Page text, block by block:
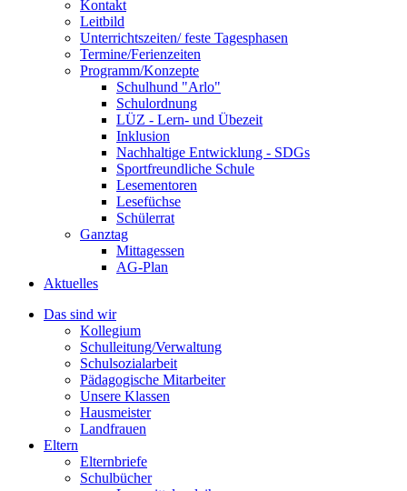
Kontakt
Leitbild
Unterrichtszeiten/ feste Tagesphasen
Termine/Ferienzeiten
Programm/Konzepte
Schulhund "Arlo"
Schulordnung
LÜZ - Lern- und Übezeit
Inklusion
Nachhaltige Entwicklung - SDGs
Sportfreundliche Schule
Lesementoren
Lesefüchse
Schülerrat
Ganztag
Mittagessen
AG-Plan
Aktuelles
Das sind wir
Kollegium
Schulleitung/Verwaltung
Schulsozialarbeit
Pädagogische Mitarbeiter
Unsere Klassen
Hausmeister
Landfrauen
Eltern
Elternbriefe
Schulbücher